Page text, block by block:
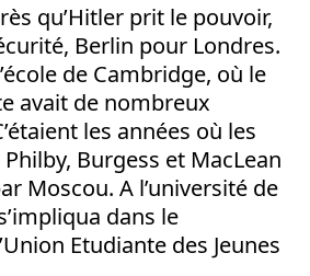
qu’Hitler prit le pouvoir,
Berlin pour Londres.
de Cambridge, où le
avait de nombreux
les années où les
Burgess et MacLean
Moscou. A l’université de
dans le
Etudiante des Jeunes